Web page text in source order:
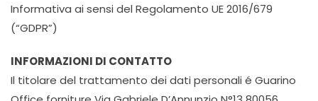
Informativa ai sensi del Regolamento UE 2016/679
(“GDPR”)
INFORMAZIONI DI CONTATTO
Il titolare del trattamento dei dati personali é Guarino